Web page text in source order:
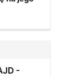
-